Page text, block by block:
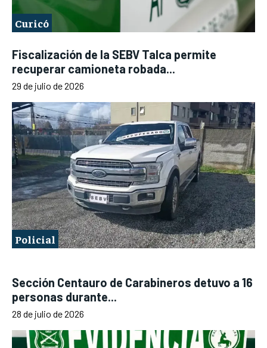
Curicó
Fiscalización de la SEBV Talca permite
recuperar camioneta robada...
29 de julio de 2026
Policial
Sección Centauro de Carabineros detuvo a 16
personas durante...
28 de julio de 2026